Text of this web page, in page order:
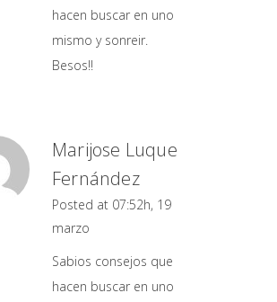
hacen buscar en uno
mismo y sonreir.
Besos!!
Marijose Luque
Fernández
Posted at 07:52h, 19
marzo
Sabios consejos que
hacen buscar en uno